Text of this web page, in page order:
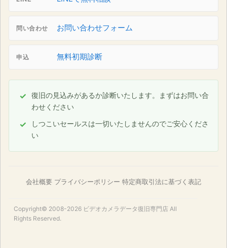
問い合わせ お問い合わせフォーム
申込 無料初期診断
復旧の見込みがあるか診断いたします。まずはお問い合
わせください
しつこいセールスは一切いたしませんのでご安心くださ
い
会社概要 プライバシーポリシー 特定商取引法に基づく表記
Copyright© 2008-2026 ビデオカメラデータ復旧専門店 All
Rights Reserved.